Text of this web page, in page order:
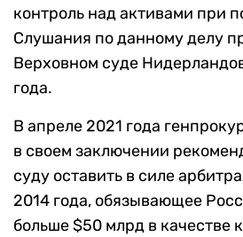
контроль над активами при
Слушания по данному делу
Верховном суде
года.
В апреле 2021 года
в своем заключении
суду оставить в силе
2014 года, обязывающее
больше $50 млрд в качестве